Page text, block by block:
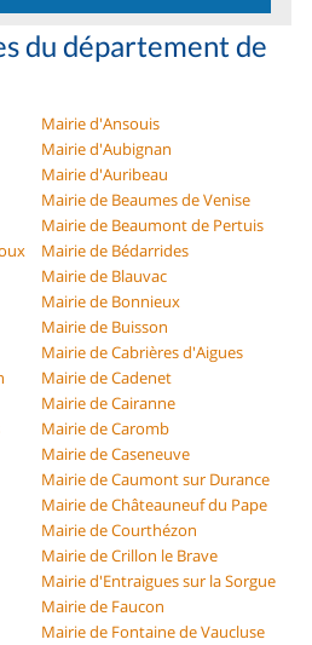
du département de
Mairie d'Ansouis
Mairie d'Aubignan
Mairie d'Auribeau
Mairie de Beaumes de Venise
Mairie de Beaumont de Pertuis
Mairie de Bédarrides
Mairie de Blauvac
Mairie de Bonnieux
Mairie de Buisson
Mairie de Cabrières d'Aigues
Mairie de Cadenet
Mairie de Cairanne
Mairie de Caromb
Mairie de Caseneuve
Mairie de Caumont sur Durance
Mairie de Châteauneuf du Pape
Mairie de Courthézon
Mairie de Crillon le Brave
Mairie d'Entraigues sur la Sorgue
Mairie de Faucon
Mairie de Fontaine de Vaucluse